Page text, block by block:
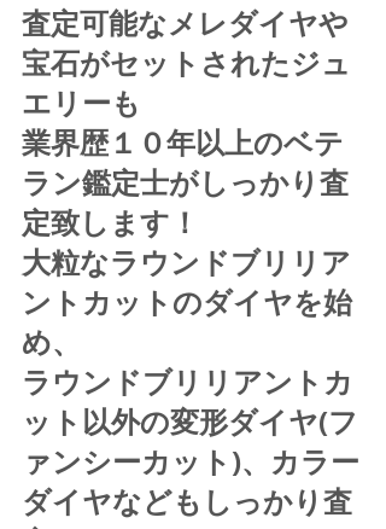
査定可能なメレダイヤや
宝石がセットされたジュ
エリーも
業界歴１０年以上のベテ
ラン鑑定士がしっかり査
定致します！
大粒なラウンドブリリア
ントカットのダイヤを始
め、
ラウンドブリリアントカ
ット以外の変形ダイヤ(フ
ァンシーカット)、カラー
ダイヤなどもしっかり査